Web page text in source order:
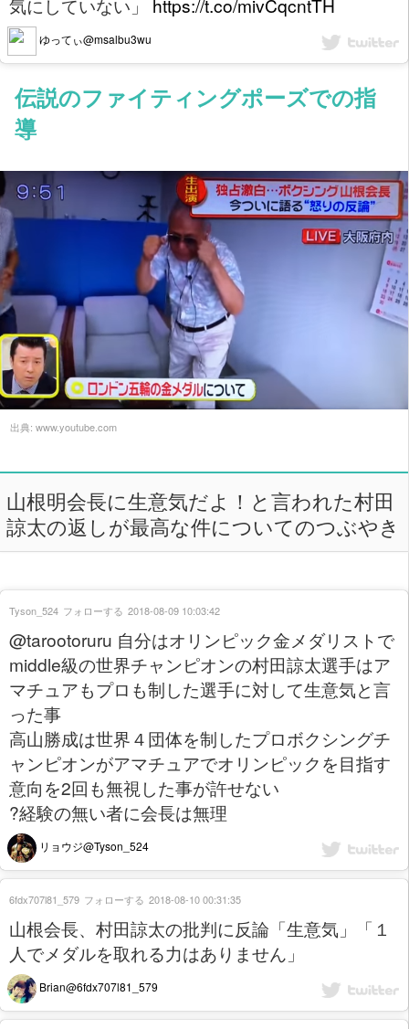
気にしていない」 https://t.co/mivCqcntTH
ゆってぃ@msalbu3wu
伝説のファイティングポーズでの指
導
出典: www.youtube.com
山根明会長に生意気だよ！と言われた村田
諒太の返しが最高な件についてのつぶやき
@tarootoruru 自分はオリンピック金メダリストで
middle級の世界チャンピオンの村田諒太選手はア
マチュアもプロも制した選手に対して生意気と言
った事
高山勝成は世界４団体を制したプロボクシングチ
ャンピオンがアマチュアでオリンピックを目指す
意向を2回も無視した事が許せない
?経験の無い者に会長は無理
リョウジ@Tyson_524
Tyson_524 フォローする 2018-08-09 10:03:42
山根会長、村田諒太の批判に反論「生意気」「１
人でメダルを取れる力はありません」
Brian@6fdx707l81_579
6fdx707l81_579 フォローする 2018-08-10 00:31:35